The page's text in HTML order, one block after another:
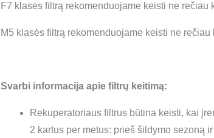
F7 klasės filtrą rekomenduojame keisti ne rečiau
M5 klasės filtrą rekomenduojame keisti ne rečiau
Svarbi informacija apie filtrų keitimą:
Rekuperatoriaus filtrus būtina keisti, kai
2 kartus per metus: prieš šildymo sezoną